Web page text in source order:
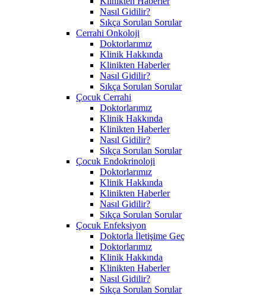
Nasıl Gidilir?
Sıkça Sorulan Sorular
Cerrahi Onkoloji
Doktorlarımız
Klinik Hakkında
Klinikten Haberler
Nasıl Gidilir?
Sıkça Sorulan Sorular
Çocuk Cerrahi
Doktorlarımız
Klinik Hakkında
Klinikten Haberler
Nasıl Gidilir?
Sıkça Sorulan Sorular
Çocuk Endokrinoloji
Doktorlarımız
Klinik Hakkında
Klinikten Haberler
Nasıl Gidilir?
Sıkça Sorulan Sorular
Çocuk Enfeksiyon
Doktorla İletişime Geç
Doktorlarımız
Klinik Hakkında
Klinikten Haberler
Nasıl Gidilir?
Sıkça Sorulan Sorular